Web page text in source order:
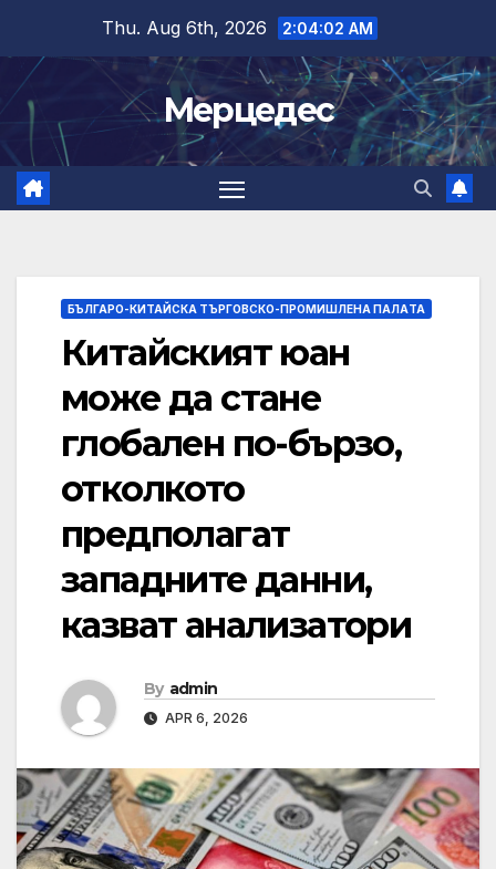
content
Thu. Aug 6th, 2026 2:04:02 AM
Мерцедес
БЪЛГАРО-КИТАЙСКА ТЪРГОВСКО-ПРОМИШЛЕНА ПАЛAТА
Китайският юан
може да стане
глобален по-бързо,
отколкото
предполагат
западните данни,
казват анализатори
By admin
APR 6, 2026